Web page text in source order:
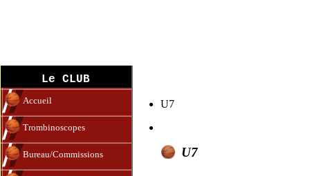
Le CLUB
Accueil
Trombinoscopes
Bureau/Commissions
U7
U7